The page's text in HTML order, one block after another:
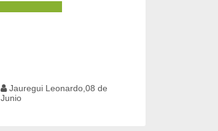
Jauregui Leonardo,08 de
Junio